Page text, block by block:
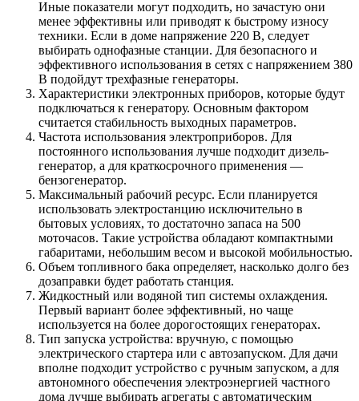
Иные показатели могут подходить, но зачастую они
менее эффективны или приводят к быстрому износу
техники. Если в доме напряжение 220 В, следует
выбирать однофазные станции. Для безопасного и
эффективного использования в сетях с напряжением 380
В подойдут трехфазные генераторы.
Характеристики электронных приборов, которые будут
подключаться к генератору. Основным фактором
считается стабильность выходных параметров.
Частота использования электроприборов. Для
постоянного использования лучше подходит дизель-
генератор, а для краткосрочного применения —
бензогенератор.
Максимальный рабочий ресурс. Если планируется
использовать электростанцию исключительно в
бытовых условиях, то достаточно запаса на 500
моточасов. Такие устройства обладают компактными
габаритами, небольшим весом и высокой мобильностью.
Объем топливного бака определяет, насколько долго без
дозаправки будет работать станция.
Жидкостный или водяной тип системы охлаждения.
Первый вариант более эффективный, но чаще
используется на более дорогостоящих генераторах.
Тип запуска устройства: вручную, с помощью
электрического стартера или с автозапуском. Для дачи
вполне подходит устройство с ручным запуском, а для
автономного обеспечения электроэнергией частного
дома лучше выбирать агрегаты с автоматическим